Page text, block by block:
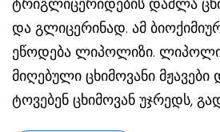
და გლიცერინად. ამ
ეწოდება ლიპოლიზი.
მიღებული ცხიმოვანი
ტოვებენ ცხიმოვან უჯრედს,